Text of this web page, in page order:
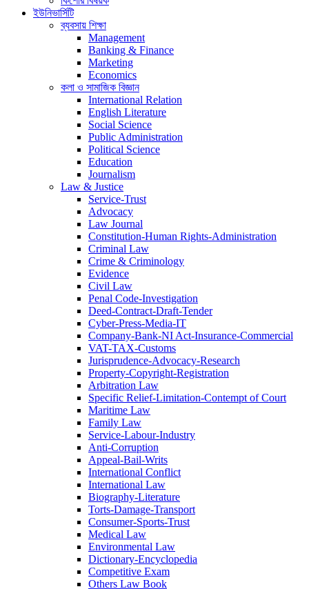
ইউনিভার্সিটি
ব্যবসায় শিক্ষা
Management
Banking & Finance
Marketing
Economics
কলা ও সামাজিক বিজ্ঞান
International Relation
English Literature
Social Science
Public Administration
Political Science
Education
Journalism
Law & Justice
Service-Trust
Advocacy
Law Journal
Constitution-Human Rights-Administration
Criminal Law
Crime & Criminology
Evidence
Civil Law
Penal Code-Investigation
Deed-Contract-Draft-Tender
Cyber-Press-Media-IT
Company-Bank-NI Act-Insurance-Commercial
VAT-TAX-Customs
Jurisprudence-Advocacy-Research
Property-Copyright-Registration
Arbitration Law
Specific Relief-Limitation-Contempt of Court
Maritime Law
Family Law
Service-Labour-Industry
Anti-Corruption
Appeal-Bail-Writs
International Conflict
International Law
Biography-Literature
Torts-Damage-Transport
Consumer-Sports-Trust
Medical Law
Environmental Law
Dictionary-Encyclopedia
Competitive Exam
Others Law Book